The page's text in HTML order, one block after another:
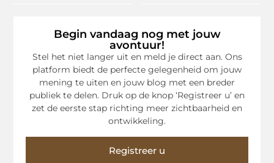
Begin vandaag nog met jouw
avontuur!
Stel het niet langer uit en meld je direct aan. Ons
platform biedt de perfecte gelegenheid om jouw
mening te uiten en jouw blog met een breder
publiek te delen. Druk op de knop ‘Registreer u’ en
zet de eerste stap richting meer zichtbaarheid en
ontwikkeling.
Registreer u